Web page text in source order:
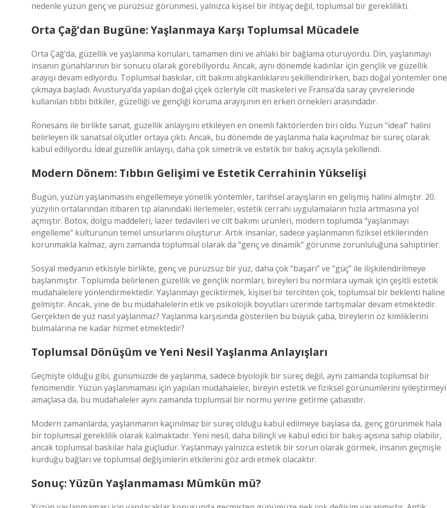
nedenle yüzün genç ve pürüzsüz görünmesi, yalnızca kişisel bir ihtiyaç değil, toplumsal bir gereklilikti.
Orta Çağ’dan Bugüne: Yaşlanmaya Karşı Toplumsal Mücadele
Orta Çağ’da, güzellik ve yaşlanma konuları, tamamen dini ve ahlaki bir bağlama oturuyordu. Din, yaşlanmayı
insanın günahlarının bir sonucu olarak görebiliyordu. Ancak, aynı dönemde kadınlar için gençlik ve güzellik
arayışı devam ediyordu. Toplumsal baskılar, cilt bakımı alışkanlıklarını şekillendirirken, bazı doğal yöntemler öne
çıkmaya başladı. Avusturya’da yapılan doğal çiçek özleriyle cilt maskeleri ve Fransa’da saray çevrelerinde
kullanılan tıbbi bitkiler, güzelliği ve gençliği koruma arayışının en erken örnekleri arasındadır.
Rönesans ile birlikte sanat, güzellik anlayışını etkileyen en önemli faktörlerden biri oldu. Yüzün “ideal” halini
belirleyen ilk sanatsal ölçütler ortaya çıktı. Ancak, bu dönemde de yaşlanma hala kaçınılmaz bir süreç olarak
kabul ediliyordu. İdeal güzellik anlayışı, daha çok simetrik ve estetik bir bakış açısıyla şekillendi.
Modern Dönem: Tıbbın Gelişimi ve Estetik Cerrahinin Yükselişi
Bugün, yüzün yaşlanmasını engellemeye yönelik yöntemler, tarihsel arayışların en gelişmiş halini almıştır. 20.
yüzyılın ortalarından itibaren tıp alanındaki ilerlemeler, estetik cerrahi uygulamaların hızla artmasına yol
açmıştır. Botox, dolgu maddeleri, lazer tedavileri ve cilt bakımı ürünleri, modern toplumda “yaşlanmayı
engelleme” kültürünün temel unsurlarını oluşturur. Artık insanlar, sadece yaşlanmanın fiziksel etkilerinden
korunmakla kalmaz, aynı zamanda toplumsal olarak da “genç ve dinamik” görünme zorunluluğuna sahiptirler.
Sosyal medyanın etkisiyle birlikte, genç ve pürüzsüz bir yüz, daha çok “başarı” ve “güç” ile ilişkilendirilmeye
başlanmıştır. Toplumda belirlenen güzellik ve gençlik normları, bireyleri bu normlara uymak için çeşitli estetik
müdahalelere yönlendirmektedir. Yaşlanmayı geciktirmek, kişisel bir tercihten çok, toplumsal bir beklenti haline
gelmiştir. Ancak, yine de bu müdahalelerin etik ve psikolojik boyutları üzerinde tartışmalar devam etmektedir.
Gerçekten de yüz nasıl yaşlanmaz? Yaşlanma karşısında gösterilen bu büyük çaba, bireylerin öz kimliklerini
bulmalarına ne kadar hizmet etmektedir?
Toplumsal Dönüşüm ve Yeni Nesil Yaşlanma Anlayışları
Geçmişte olduğu gibi, günümüzde de yaşlanma, sadece biyolojik bir süreç değil, aynı zamanda toplumsal bir
fenomendir. Yüzün yaşlanmaması için yapılan müdahaleler, bireyin estetik ve fiziksel görünümlerini iyileştirmeyi
amaçlasa da, bu müdahaleler aynı zamanda toplumsal bir normu yerine getirme çabasıdır.
Modern zamanlarda, yaşlanmanın kaçınılmaz bir süreç olduğu kabul edilmeye başlasa da, genç görünmek hala
bir toplumsal gereklilik olarak kalmaktadır. Yeni nesil, daha bilinçli ve kabul edici bir bakış açısına sahip olabilir,
ancak toplumsal baskılar hala güçlüdür. Yaşlanmayı yalnızca estetik bir sorun olarak görmek, insanın geçmişle
kurduğu bağları ve toplumsal değişimlerin etkilerini göz ardı etmek olacaktır.
Sonuç: Yüzün Yaşlanmaması Mümkün mü?